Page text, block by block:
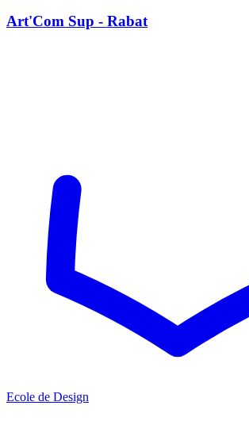
Art'Com Sup - Rabat
Ecole de Design